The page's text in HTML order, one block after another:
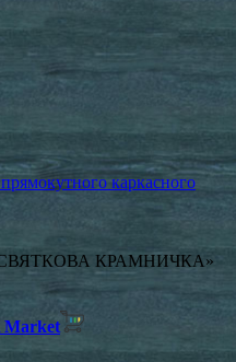
каркасного
«СВЯТКОВА КРАМНИЧКА»
Market